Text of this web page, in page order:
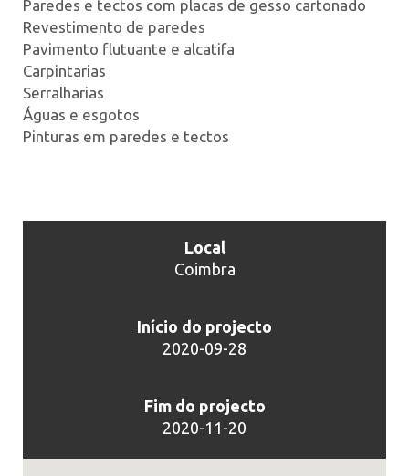
Paredes e tectos com placas de gesso cartonado
Revestimento de paredes
Pavimento flutuante e alcatifa
Carpintarias
Serralharias
Águas e esgotos
Pinturas em paredes e tectos
Local
Coimbra
Início do projecto
2020-09-28
Fim do projecto
2020-11-20